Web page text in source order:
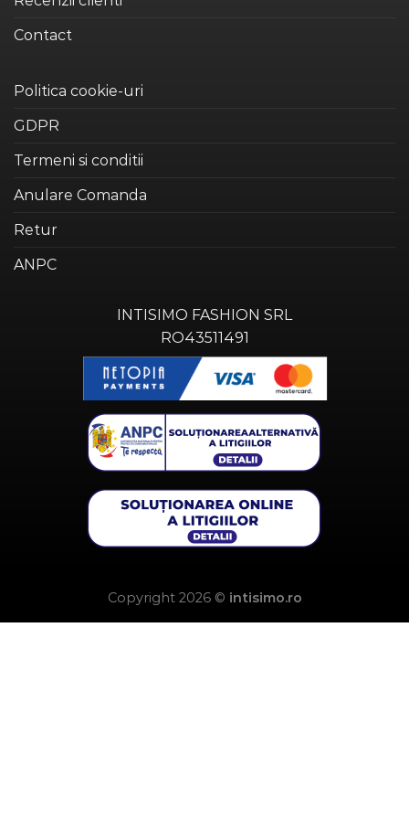
Contact
Politica cookie-uri
GDPR
Termeni si conditii
Anulare Comanda
Retur
ANPC
INTISIMO FASHION SRL
RO43511491
Copyright 2026 © intisimo.ro